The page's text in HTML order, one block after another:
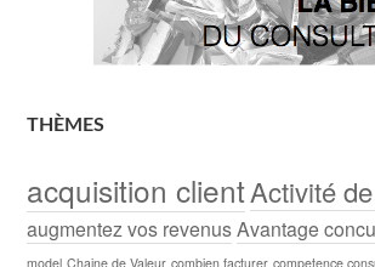
THÈMES
acquisition clientActivité
augmentez vos revenusAvantage
model Chaine de Valeur combien facturer competence